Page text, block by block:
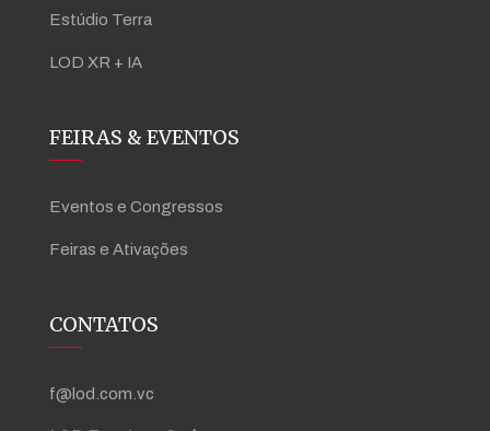
Estúdio Terra
LOD XR + IA
FEIRAS & EVENTOS
Eventos e Congressos
Feiras e Ativações
CONTATOS
f@lod.com.vc